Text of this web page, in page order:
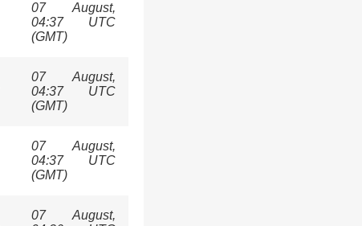
07 August,
04:37 UTC
(GMT)
07 August,
04:37 UTC
(GMT)
07 August,
04:37 UTC
(GMT)
07 August,